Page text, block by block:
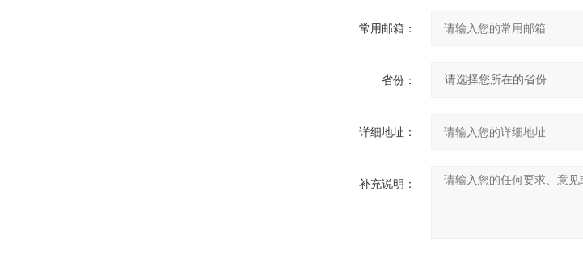
常用邮箱：
省份：
详细地址：
补充说明：